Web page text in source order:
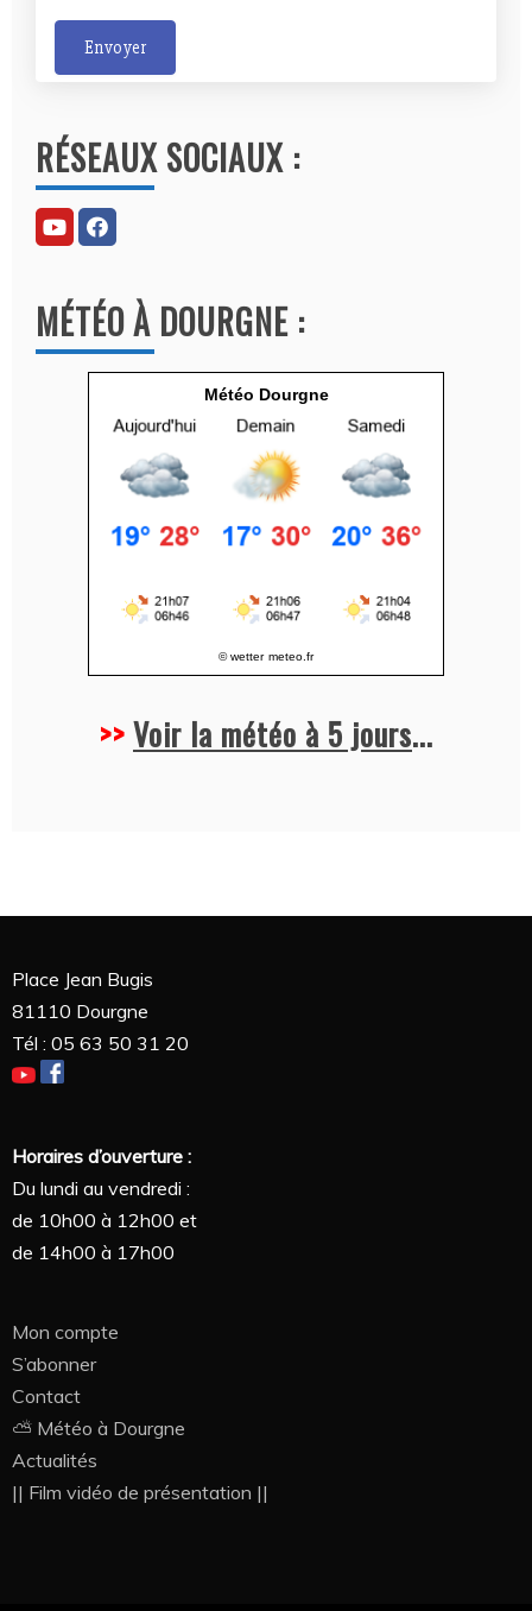
Envoyer
t
e
r
n
t
i
RÉSEAUX SOCIAUX :
MÉTÉO À DOURGNE :
Météo Dourgne
© wetter meteo.fr
>>Voir la météo à 5 jours...
Place Jean Bugis
81110 Dourgne
Tél : 05 63 50 31 20
Horaires d’ouverture :
Du lundi au vendredi :
de 10h00 à 12h00 et
de 14h00 à 17h00
Mon compte
S’abonner
Contact
⛅ Météo à Dourgne
Actualités
|| Film vidéo de présentation ||